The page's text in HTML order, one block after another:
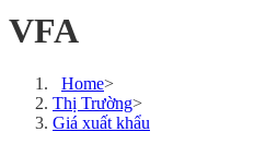
VFA
Home>
Thị Trường>
Giá xuất khẩu